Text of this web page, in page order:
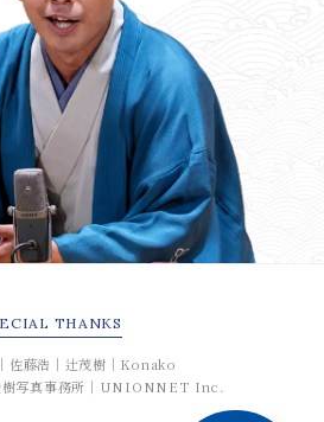
THANKS
佐藤浩｜辻茂樹｜Konako
樹写真事務所｜UNIONNET Inc.